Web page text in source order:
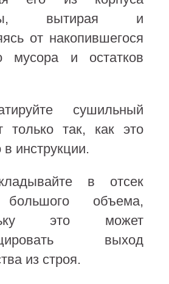
вытирая и
от накопившегося
мусора и остатков
сушильный
только так, как это
в инструкции.
в отсек
объема,
это может
выход
из строя.